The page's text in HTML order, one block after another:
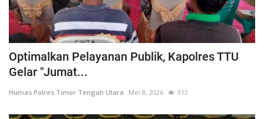
Optimalkan Pelayanan Publik, Kapolres TTU
Gelar "Jumat...
Humas Polres Timor Tengah Utara Mei 8, 2026 312